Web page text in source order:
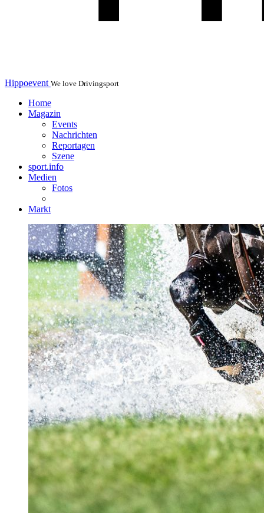
Hippoevent We love Drivingsport
Home
Magazin
Events
Nachrichten
Reportagen
Szene
sport.info
Medien
Fotos
Markt